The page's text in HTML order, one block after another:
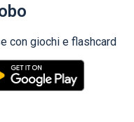
con giochi e flashcard